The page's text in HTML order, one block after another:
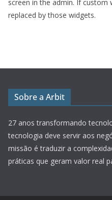
screen in the admin. If custom
replaced by those widgets.
Sobre a Arbit
27 anos transformando
tecnologia deve servir aos
missão é traduzir a
práticas que geram valor real